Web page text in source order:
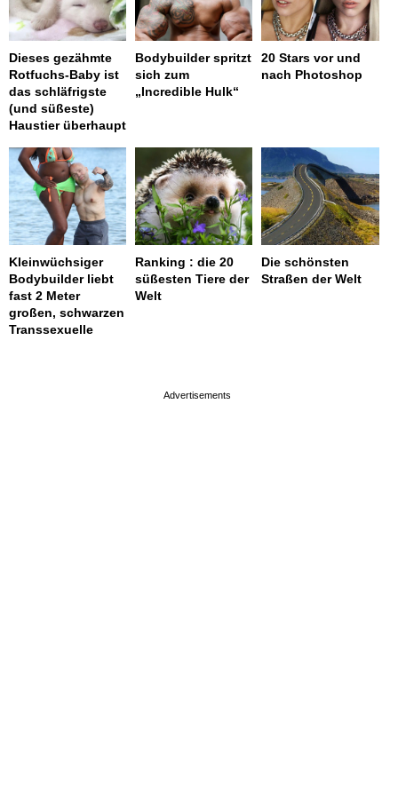
Dieses gezähmte
Rotfuchs-Baby ist
das schläfrigste
(und süßeste)
Haustier überhaupt
Bodybuilder spritzt
sich zum
„Incredible Hulk“
20 Stars vor und
nach Photoshop
Kleinwüchsiger
Bodybuilder liebt
fast 2 Meter
großen, schwarzen
Transsexuelle
Ranking : die 20
süßesten Tiere der
Welt
Die schönsten
Straßen der Welt